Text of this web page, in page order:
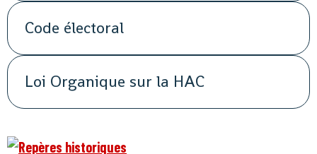
Code électoral
Loi Organique sur la HAC